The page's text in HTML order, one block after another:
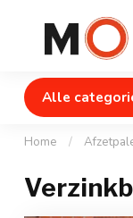
Alle
Home /